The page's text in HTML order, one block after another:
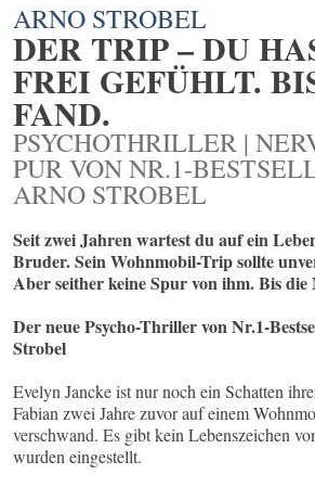
ARNO STROBEL
DER TRIP – DU
FREI GEFÜHLT.
FAND.
PSYCHOTHRILLER |
PUR VON NR.1-
ARNO STROBEL
Seit zwei Jahren wartest du auf ein
Bruder. Sein Wohnmobil-Trip sollte
Aber seither keine Spur von ihm. Bis
Der neue Psycho-Thriller von Nr.1-
Strobel
Evelyn Jancke ist nur noch ein Schatten
Fabian zwei Jahre zuvor auf einem
verschwand. Es gibt kein Lebenszeichen
wurden eingestellt.